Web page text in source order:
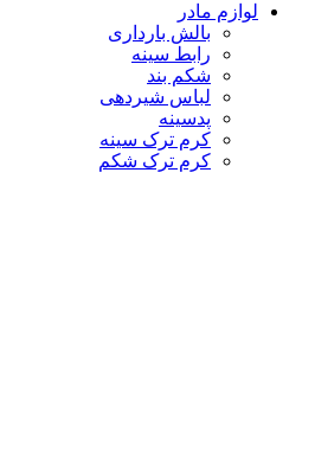
لوازم مادر
بالش بارداری
رابط سینه
شکم بند
لباس شیردهی
پدسینه
کرم ترک سینه
کرم ترک شکم